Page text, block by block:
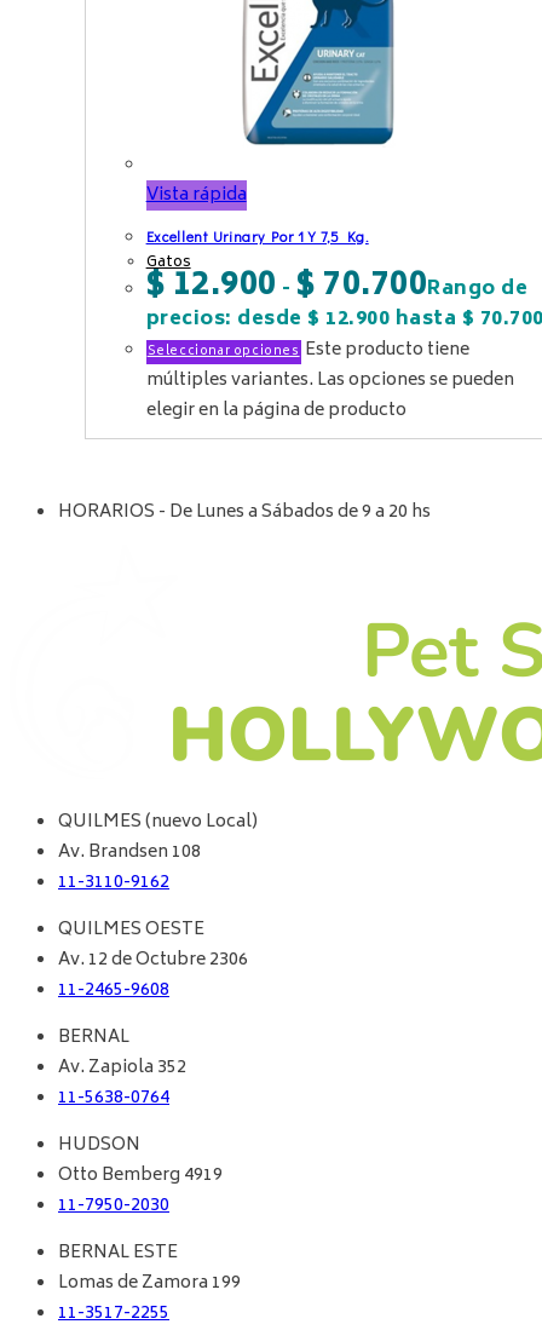
Vista rápida
Excellent Urinary Por 1 Y 7,5 Kg.
Gatos
$12.900 - $70.700Rango de
precios: desde $ 12.900 hasta $
Seleccionar opciones Este producto tiene
múltiples variantes. Las opciones se pueden
elegir en la página de producto
HORARIOS - De Lunes a Sábados de 9 a 20 hs
QUILMES (nuevo Local)
Av. Brandsen 108
11-3110-9162
QUILMES OESTE
Av. 12 de Octubre 2306
11-2465-9608
BERNAL
Av. Zapiola 352
11-5638-0764
HUDSON
Otto Bemberg 4919
11-7950-2030
BERNAL ESTE
Lomas de Zamora 199
11-3517-2255